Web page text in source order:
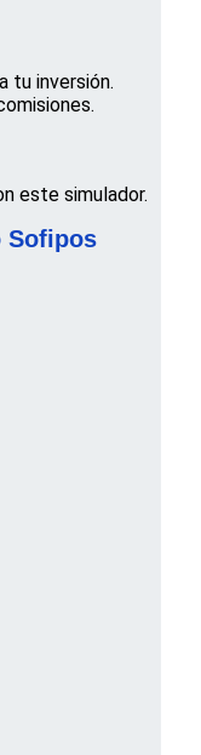
tu inversión.
este simulador.
Sofipos